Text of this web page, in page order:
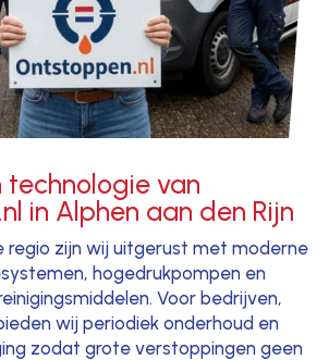
technologie van
in Alphen aan den Rijn
regio zijn wij uitgerust met moderne
hogedrukpompen en
Voor bedrijven,
wij periodiek onderhoud en
zodat grote verstoppingen geen